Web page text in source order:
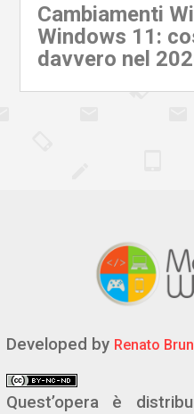
Cambiamenti
Windows 11:
davvero nel
Developed by Renato
Quest’opera è